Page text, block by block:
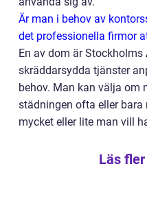
Är man i behov av
det professionella firmor
En av dom är Stockholms
skräddarsydda tjänster
behov. Man kan välja om
städningen ofta eller
mycket eller lite man vill
Läs